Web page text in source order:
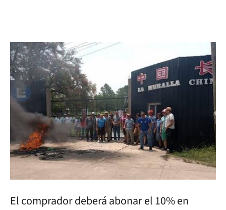
El comprador deberá abonar el 10% en